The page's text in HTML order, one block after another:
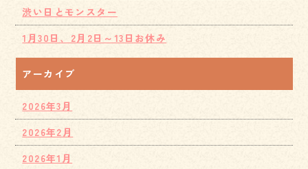
渋い日とモンスター
1月30日、2月2日～13日お休み
アーカイブ
2026年3月
2026年2月
2026年1月